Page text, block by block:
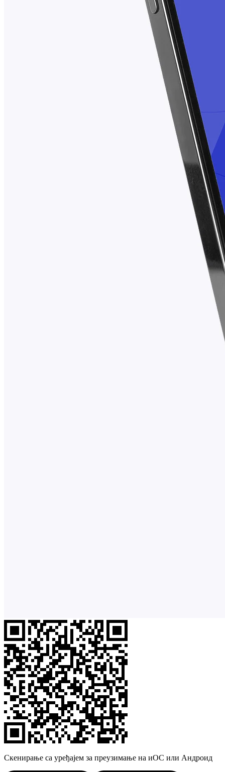
Скенирање са уређајем за преузимање на иОС или Андроид